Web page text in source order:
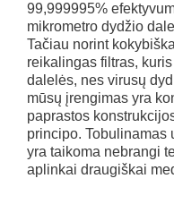
99,999995%
mikrometro dydžio
Tačiau norint
reikalingas filtras,
dalelės, nes virusų
mūsų įrengimas yra
paprastos
principo. Tobulinamas
yra taikoma nebrangi
aplinkai draugiškai